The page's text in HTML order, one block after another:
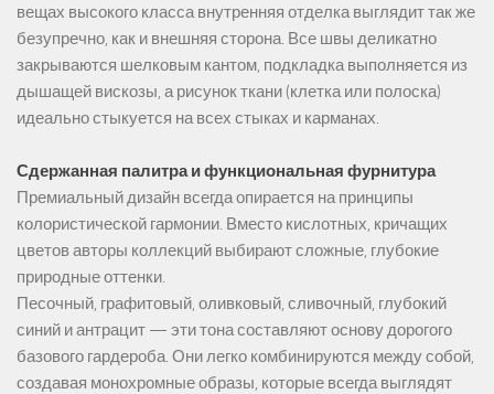
вещах высокого класса внутренняя отделка выглядит так же
безупречно, как и внешняя сторона. Все швы деликатно
закрываются шелковым кантом, подкладка выполняется из
дышащей вискозы, а рисунок ткани (клетка или полоска)
идеально стыкуется на всех стыках и карманах.
Сдержанная палитра и функциональная фурнитура
Премиальный дизайн всегда опирается на принципы
колористической гармонии. Вместо кислотных, кричащих
цветов авторы коллекций выбирают сложные, глубокие
природные оттенки.
Песочный, графитовый, оливковый, сливочный, глубокий
синий и антрацит — эти тона составляют основу дорогого
базового гардероба. Они легко комбинируются между собой,
создавая монохромные образы, которые всегда выглядят